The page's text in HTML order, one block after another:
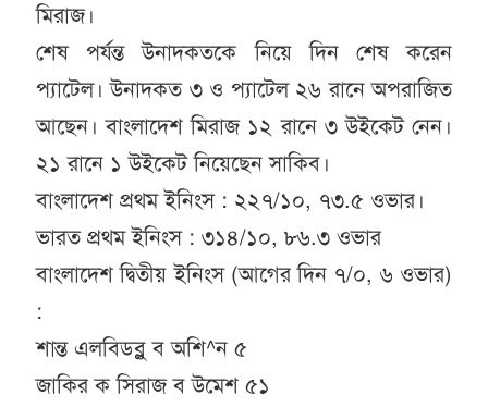
মিরাজ।
শেষ পর্যন্ত উনাদকতকে নিয়ে দিন শেষ করেন
প্যাটেল। উনাদকত ৩ ও প্যাটেল ২৬ রানে অপরাজিত
আছেন। বাংলাদেশ মিরাজ ১২ রানে ৩ উইকেট নেন।
২১ রানে ১ উইকেট নিয়েছেন সাকিব।
বাংলাদেশ প্রথম ইনিংস : ২২৭/১০, ৭৩.৫ ওভার।
ভারত প্রথম ইনিংস : ৩১৪/১০, ৮৬.৩ ওভার
বাংলাদেশ দ্বিতীয় ইনিংস (আগের দিন ৭/০, ৬ ওভার)
:
শান্ত এলবিডব্লু ব অশি^ন ৫
জাকির ক সিরাজ ব উমেশ ৫১